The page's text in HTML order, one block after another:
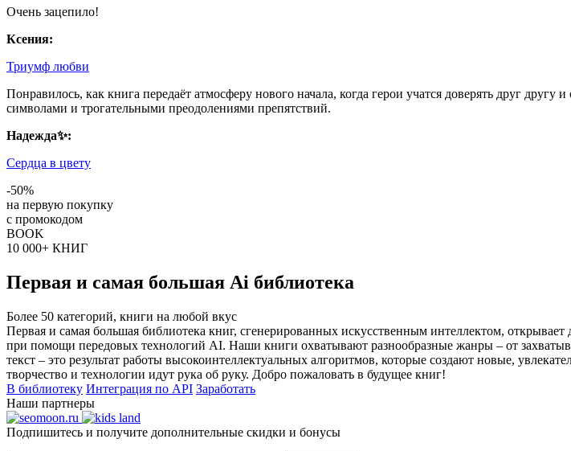
Очень зацепило!
Ксения:
Триумф любви
Понравилось, как книга передаёт атмосферу нового начала, когда герои учатся доверять друг
символами и трогательными преодолениями препятствий.
Надежда✨:
Сердца в цвету
-50%
на первую покупку
с промокодом
BOOK
10 000+ КНИГ
Первая и самая большая Ai библиотека
Более 50 категорий, книги на любой вкус
Первая и самая большая библиотека книг, сгенерированных искусственным интеллектом,
при помощи передовых технологий AI. Наши книги охватывают разнообразные жанры – от
текст – это результат работы высокоинтеллектуальных алгоритмов, которые создают новые,
творчество и технологии идут рука об руку. Добро пожаловать в будущее книг!
В библиотеку Интеграция по API Заработать
Наши партнеры
Подпишитесь и получите дополнительные скидки и бонусы